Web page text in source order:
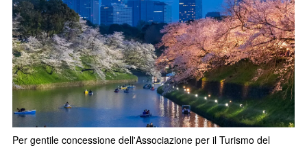
Per gentile concessione dell'Associazione per il Turismo del